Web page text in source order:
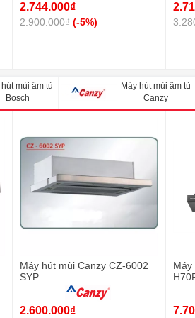
2.744.000₫
2.900.000₫ (-5%)
hút mùi âm tủ
Bosch
Máy hút mùi âm tủ
Canzy
Máy hút mùi Canzy CZ-6002
SYP
2.600.000₫
Máy